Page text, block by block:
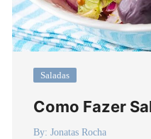
Saladas
Como Fazer
By: Jonatas Rocha